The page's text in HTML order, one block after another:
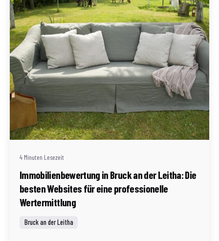
Geschrieben von
Redaktion Immofragen AT
4 Minuten Lesezeit
Immobilienbewertung in Bruck an der Leitha: Die
besten Websites für eine professionelle
Wertermittlung
Bruck an der Leitha